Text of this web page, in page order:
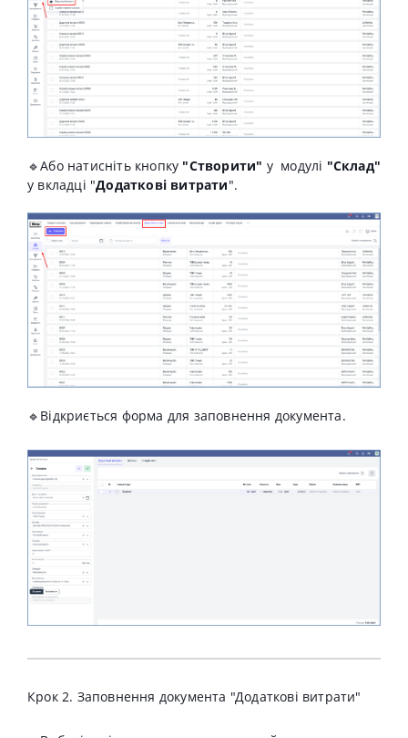
🔹Або натисніть кнопку "Створити" у модулі "Склад"
у вкладці "Додаткові витрати".
🔹 Відкриється форма для заповнення документа.
Крок 2. Заповнення документа "Додаткові витрати"